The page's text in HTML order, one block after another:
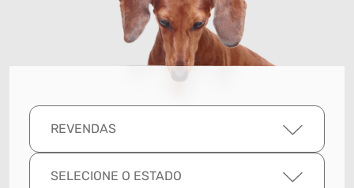
REVENDAS
SELECIONE O ESTADO